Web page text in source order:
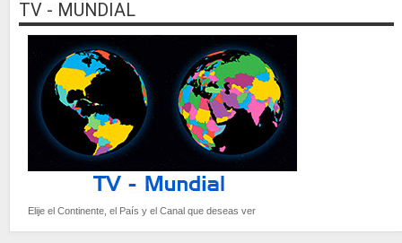
TV - MUNDIAL
Elije el Continente, el País y el Canal que deseas ver